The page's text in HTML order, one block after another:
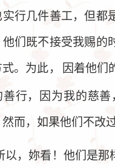
实行几件善工，但都
他们既不接受我赐的
。为此， 因着他们
善行，因为我的慈
而，如果他们不改
以，妳看！他们是那